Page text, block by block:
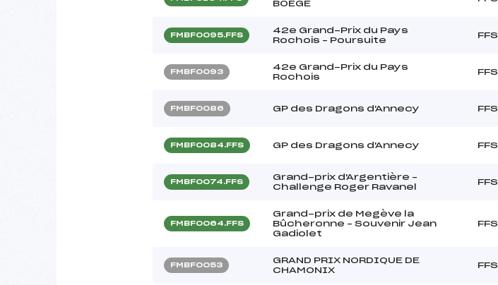
BOEGE
FMBF0095.FFS
42e Grand-Prix du Pays
Rochois – Poursuite
FFS
FMBF0093
42e Grand-Prix du Pays
Rochois
FFS
FMBF0086 GP des Dragons d'Annecy FFS
FMBF0084.FFS GP des Dragons d'Annecy FFS
FMBF0074.FFS
Grand-prix d'Argentière –
Challenge Roger Ravanel
FFS
FMBF0064.FFS
Grand-prix de Megève la
Bûcheronne – Souvenir Jean
Gadiolet
FFS
FMBF0053
GRAND PRIX NORDIQUE DE
CHAMONIX
FFS